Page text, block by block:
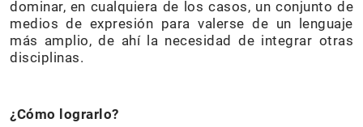
dominar, en cualquiera de los casos, un conjunto de
medios de expresión para valerse de un lenguaje
más amplio, de ahí la necesidad de integrar otras
disciplinas.
¿Cómo lograrlo?